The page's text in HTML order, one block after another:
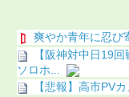
爽やか青年に忍び
【阪神対中日19
ソロホ...
【悲報】高市PV